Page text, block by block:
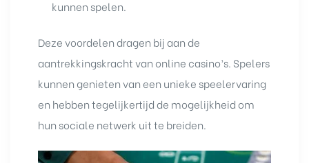
kunnen spelen.
Deze voordelen dragen bij aan de
aantrekkingskracht van online casino’s. Spelers
kunnen genieten van een unieke speelervaring
en hebben tegelijkertijd de mogelijkheid om
hun sociale netwerk uit te breiden.